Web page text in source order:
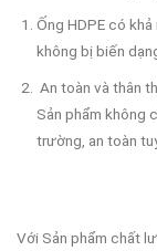
Ống HDPE có
không bị biến
An toàn và thân
Sản phẩm không
trường, an toàn
Với Sản phẩm chất